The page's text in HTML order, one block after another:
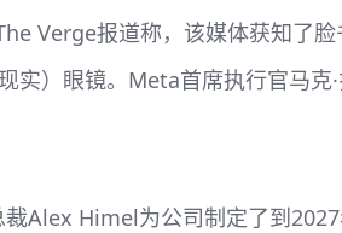
Verge报道称，该媒体获知了
实）眼镜。Meta首席执行官马
Alex Himel为公司制定了到